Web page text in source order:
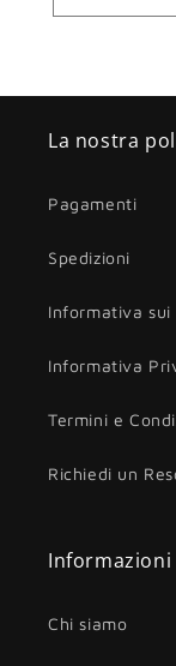
La nostra
Pagamenti
Spedizioni
Informativa sui
Informativa
Termini e
Richiedi un
Chi siamo